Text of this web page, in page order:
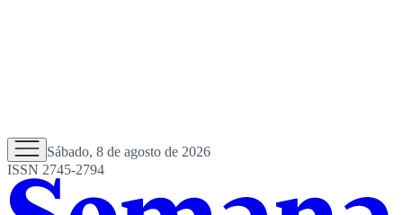
Sábado, 8 de agosto de 2026
ISSN 2745-2794